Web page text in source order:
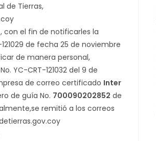
de Tierras,
, con el fin de notificarles la
de fecha 25 de noviembre
de manera personal,
YC-CRT-121032 del 9 de
de correo certificado Inter
de guía No. 700090202852 de
remitió a los correos